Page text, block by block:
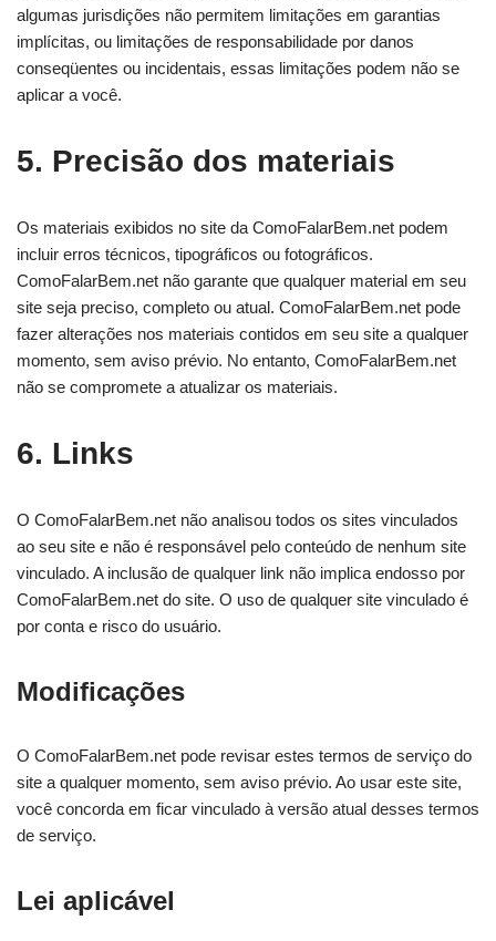
algumas jurisdições não permitem limitações em garantias
implícitas, ou limitações de responsabilidade por danos
conseqüentes ou incidentais, essas limitações podem não se
aplicar a você.
5. Precisão dos materiais
Os materiais exibidos no site da ComoFalarBem.net podem
incluir erros técnicos, tipográficos ou fotográficos.
ComoFalarBem.net não garante que qualquer material em seu
site seja preciso, completo ou atual. ComoFalarBem.net pode
fazer alterações nos materiais contidos em seu site a qualquer
momento, sem aviso prévio. No entanto, ComoFalarBem.net
não se compromete a atualizar os materiais.
6. Links
O ComoFalarBem.net não analisou todos os sites vinculados
ao seu site e não é responsável pelo conteúdo de nenhum site
vinculado. A inclusão de qualquer link não implica endosso por
ComoFalarBem.net do site. O uso de qualquer site vinculado é
por conta e risco do usuário.
Modificações
O ComoFalarBem.net pode revisar estes termos de serviço do
site a qualquer momento, sem aviso prévio. Ao usar este site,
você concorda em ficar vinculado à versão atual desses termos
de serviço.
Lei aplicável